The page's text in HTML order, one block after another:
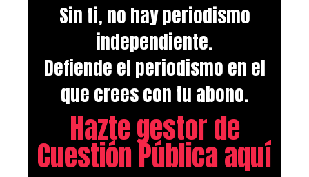
Sin ti, no hay periodismo
independiente.
Defiende el periodismo en el
que crees con tu abono.
Hazte gestor de
Cuestión Pública aquí